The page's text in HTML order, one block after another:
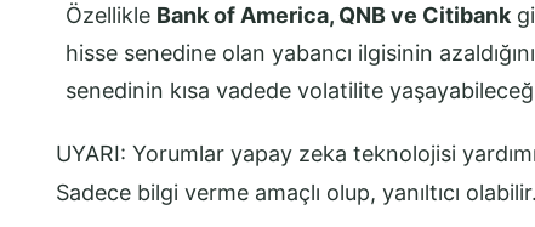
Özellikle Bank of America, QNB ve Citibank
hisse senedine olan yabancı ilgisinin
senedinin kısa vadede volatilite
UYARI: Yorumlar yapay zeka teknolojisi
Sadece bilgi verme amaçlı olup, yanıltıcı olabilir.